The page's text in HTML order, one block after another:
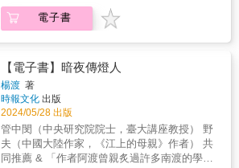
可達五代以上，允為一窺近現代的中西環境、
政治演進、歴史脈絡的重要史料，並為中西學
術及文化的交流，提供一個不一樣的視角。
「即使當前看不見將來的前景，但因為所到之
處皆可取，讓我們更加相信我們心中的願望也
林斯頓大學到耶魯大學，化育春風，桃李天
下。《奔赴：半個多世紀在美國》是孫康宜的
回憶錄，記錄了其半生歷程，除如何面對人生
困境，奮發前進，也留下學術研究、人際社
交、家世考掘、日常生活等完整面向，以及與
諸多學界、文壇的人物交往，諸如費正清、高
友工、傅漢思、余英時、施蟄存、葉嘉瑩、張
電子書
【電子書】暗夜傳燈人
楊渡 著
時報文化 出版
2024/05/28 出版
管中閔（中央研究院院士，臺大講座教授） 野
夫（中國大陸作家，《江上的母親》作者） 共
同推薦 & 「作者阿渡曾親炙過許多南渡的學者